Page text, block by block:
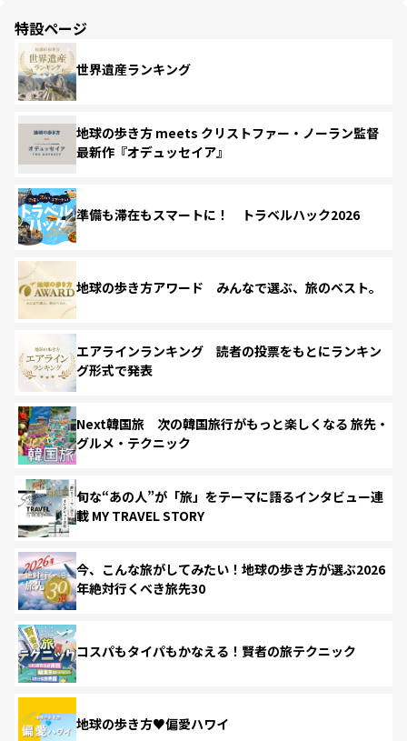
特設ページ
世界遺産ランキング
地球の歩き方 meets クリストファー・ノーラン監督
最新作『オデュッセイア』
準備も滞在もスマートに！ トラベルハック2026
地球の歩き方アワード みんなで選ぶ、旅のベスト。
エアラインランキング 読者の投票をもとにランキン
グ形式で発表
Next韓国旅 次の韓国旅行がもっと楽しくなる 旅先・
グルメ・テクニック
旬な“あの人”が「旅」をテーマに語るインタビュー連
載 MY TRAVEL STORY
今、こんな旅がしてみたい！地球の歩き方が選ぶ2026
年絶対行くべき旅先30
コスパもタイパもかなえる！賢者の旅テクニック
地球の歩き方♥偏愛ハワイ